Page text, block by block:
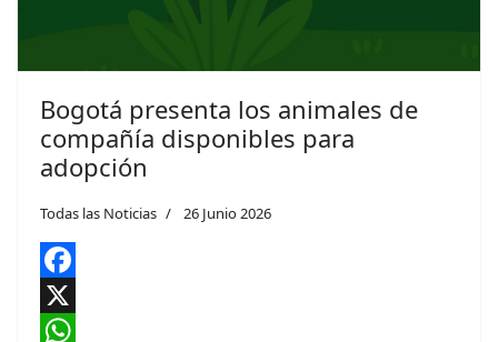
Bogotá presenta los animales de
compañía disponibles para
adopción
Todas las Noticias 26 Junio 2026
Facebook
X